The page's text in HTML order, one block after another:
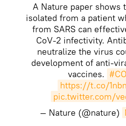
A Nature paper shows
isolated from a patient
from SARS can
CoV-2 infectivity.
neutralize the virus
development of anti-
vaccines.
https://t.co/
pic.twitter.com/
— Nature (@nature)